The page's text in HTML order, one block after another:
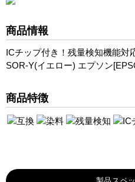
商品情報
ICチップ付き！残量検知機能対
SOR-Y(イエロー) エプソン
商品特徴